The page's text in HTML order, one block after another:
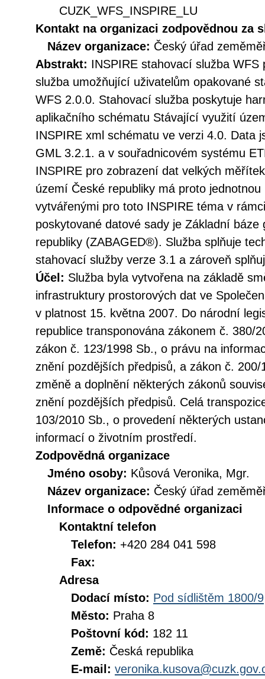
CUZK_WFS_INSPIRE_LU
Kontakt na organizaci zodpovědnou za
Název organizace: Český úřad
Abstrakt: INSPIRE stahovací služba
služba umožňující uživatelům opakované
WFS 2.0.0. Stahovací služba poskytuje
aplikačního schématu Stávající využití
INSPIRE xml schématu ve verzi 4.0. Data
GML 3.2.1. a v souřadnicovém systému
INSPIRE pro zobrazení dat velkých
území České republiky má proto
vytvářenými pro toto INSPIRE téma v
poskytované datové sady je Základní báze
republiky (ZABAGED®). Služba splňuje
stahovací služby verze 3.1 a zároveň
Účel: Služba byla vytvořena na základě
infrastruktury prostorových dat ve
v platnost 15. května 2007. Do národní
republice transponována zákonem č. 380/
zákon č. 123/1998 Sb., o právu na
znění pozdějších předpisů, a zákon č.
změně a doplnění některých zákonů
znění pozdějších předpisů. Celá
103/2010 Sb., o provedení některých
informací o životním prostředí.
Zodpovědná organizace
Jméno osoby: Kůsová Veronika, Mgr.
Název organizace: Český úřad
Informace o odpovědné organizaci
Kontaktní telefon
Telefon: +420 284 041 598
Fax:
Adresa
Dodací místo: Pod sídlištěm 1800/9
Město: Praha 8
Poštovní kód: 182 11
Země: Česká republika
E-mail: